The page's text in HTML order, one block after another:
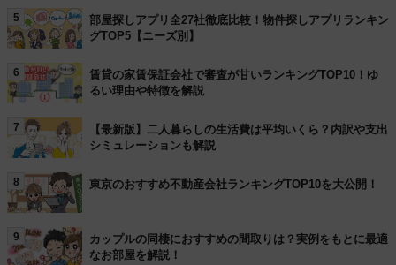
5
部屋探しアプリ全27社徹底比較！物件探しアプリランキン
グTOP5【ニーズ別】
6
賃貸の家賃保証会社で審査が甘いランキングTOP10！ゆ
るい理由や特徴を解説
7
【最新版】二人暮らしの生活費は平均いくら？内訳や支出
シミュレーションも解説
8 東京のおすすめ不動産会社ランキングTOP10を大公開！
9
カップルの同棲におすすめの間取りは？実例をもとに最適
なお部屋を解説！